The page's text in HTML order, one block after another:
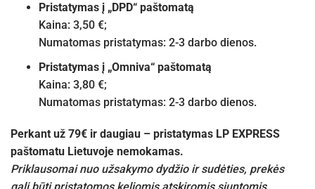
Pristatymas į „DPD“ paštomatą
Kaina: 3,50 €;
Numatomas pristatymas: 2-3 darbo dienos.
Pristatymas į „Omniva“ paštomatą
Kaina: 3,80 €;
Numatomas pristatymas: 2-3 darbo dienos.
Perkant už 79€ ir daugiau – pristatymas LP EXPRESS
paštomatu Lietuvoje nemokamas.
Priklausomai nuo užsakymo dydžio ir sudėties, prekės